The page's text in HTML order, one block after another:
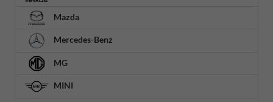
Mazda
Mercedes-Benz
MG
MINI